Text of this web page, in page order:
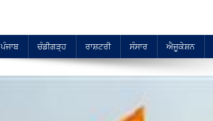
ਪੰਜਾਬ ਚੰਡੀਗੜ੍ਹ ਰਾਸ਼ਟਰੀ ਸੰਸਾਰ ਐਜੂਕੇਸ਼ਨ